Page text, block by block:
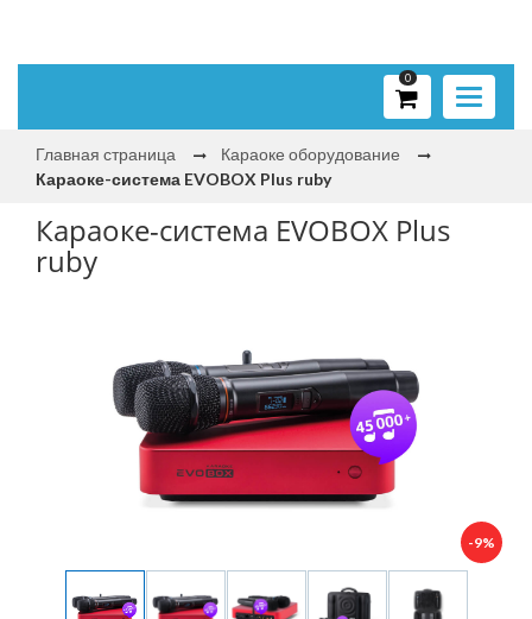
Toggle
0
Главная страница
Караоке оборудование
Караоке-система EVOBOX Plus ruby
Караоке-система EVOBOX Plus
ruby
-9%